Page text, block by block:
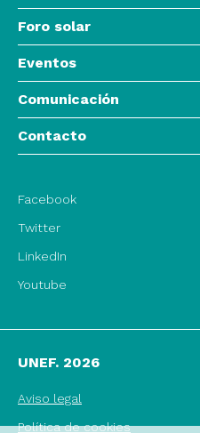
Foro solar
Eventos
Comunicación
Contacto
Facebook
Twitter
LinkedIn
Youtube
UNEF. 2026
Aviso legal
Política de cookies